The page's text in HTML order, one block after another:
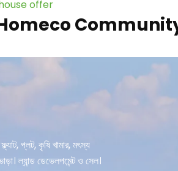
offer
ফ্ল্যাট, প্লট, কৃষি খামার, মৎস্য
ল্যান্ড ডেভেলপমেন্ট ও সেল।